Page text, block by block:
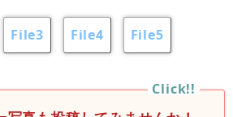
File3 File4 File5